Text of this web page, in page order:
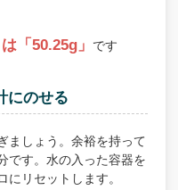
「50.25g」 です
にのせる
ましょう。余裕を持って
です。水の入った容器を
リセットします。